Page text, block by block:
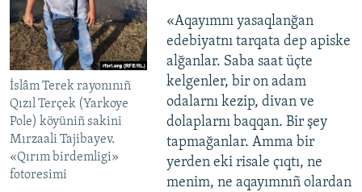
İslâm Terek rayonınıñ
Qızıl Terçek (Yarkoye
Pole) köyüniñ sakini
Mırzaali Tajibayev.
«Qırım birdemligi»
fotoresimi
«Aqayımnı yasaqlanğan
edebiyatnı tarqata dep apiske
alğanlar. Saba saat üçte
kelgenler, bir on adam
odalarnı kezip, divan ve
dolaplarnı baqqan. Bir şey
tapmağanlar. Amma bir
yerden eki risale çıqtı, ne
menim, ne aqayımnıñ olardan